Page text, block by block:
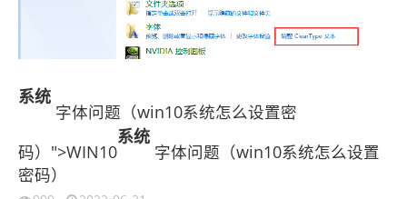
系统
字体问题（win10系统怎么设置密
码）">WIN10
系统
字体问题（win10系统怎么设置
密码）